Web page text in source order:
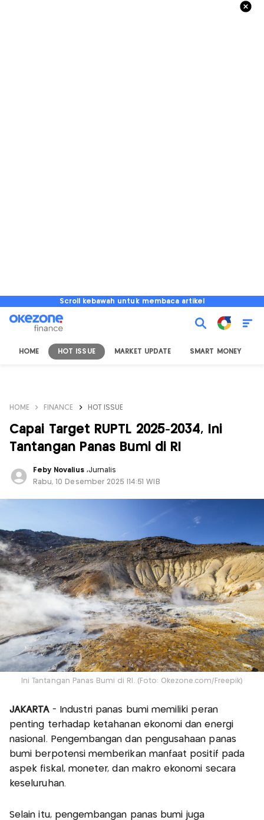
Scroll kebawah untuk membaca artikel
HOME HOT ISSUE MARKET UPDATE SMART MONEY
HOME FINANCE HOT ISSUE
Capai Target RUPTL 2025-2034, Ini
Tantangan Panas Bumi di RI
Feby Novalius ,Jurnalis
Rabu, 10 Desember 2025 |14:51 WIB
Ini Tantangan Panas Bumi di RI. (Foto: Okezone.com/Freepik)
JAKARTA - Industri panas bumi memiliki peran
penting terhadap ketahanan ekonomi dan energi
nasional. Pengembangan dan pengusahaan panas
bumi berpotensi memberikan manfaat positif pada
aspek fiskal, moneter, dan makro ekonomi secara
keseluruhan.
Selain itu, pengembangan panas bumi juga